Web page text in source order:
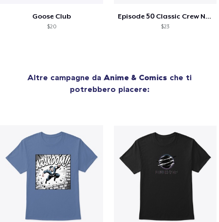
Goose Club
$20
Episode 50 Classic Crew Neck T-Shirt
$23
Altre campagne da Anime & Comics che ti
potrebbero piacere: